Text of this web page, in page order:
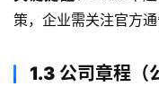
策，企业需关注官方通
1.3 公司章程（